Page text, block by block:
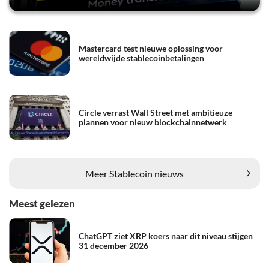
Mastercard test nieuwe oplossing voor
wereldwijde stablecoinbetalingen
Circle verrast Wall Street met ambitieuze
plannen voor nieuw blockchainnetwerk
Meer Stablecoin nieuws
Meest gelezen
ChatGPT ziet XRP koers naar dit niveau stijgen
31 december 2026